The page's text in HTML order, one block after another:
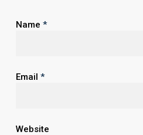
Name *
Email *
Website